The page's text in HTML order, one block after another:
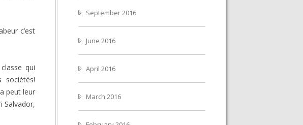
c’est
qui
sociétés!
peut leur
Salvador,
September 2016
June 2016
April 2016
March 2016